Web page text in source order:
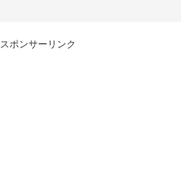
スポンサーリンク